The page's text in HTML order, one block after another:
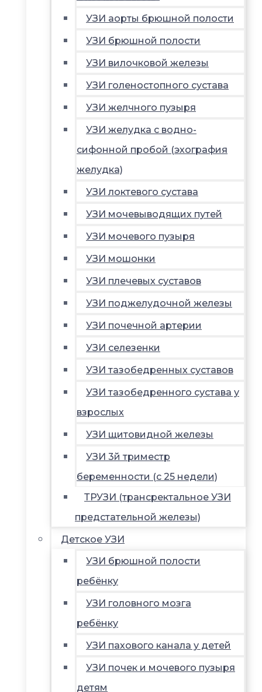
УЗИ аорты брюшной полости
УЗИ брюшной полости
УЗИ вилочковой железы
УЗИ голеностопного сустава
УЗИ желчного пузыря
УЗИ желудка с водно-
сифонной пробой (эхография
желудка)
УЗИ локтевого сустава
УЗИ мочевыводящих путей
УЗИ мочевого пузыря
УЗИ мошонки
УЗИ плечевых суставов
УЗИ поджелудочной железы
УЗИ почечной артерии
УЗИ селезенки
УЗИ тазобедренных суставов
УЗИ тазобедренного сустава у
взрослых
УЗИ щитовидной железы
УЗИ 3й триместр
беременности (с 25 недели)
ТРУЗИ (трансректальное УЗИ
предстательной железы)
Детское УЗИ
УЗИ брюшной полости
ребёнку
УЗИ головного мозга
ребёнку
УЗИ пахового канала у детей
УЗИ почек и мочевого пузыря
детям